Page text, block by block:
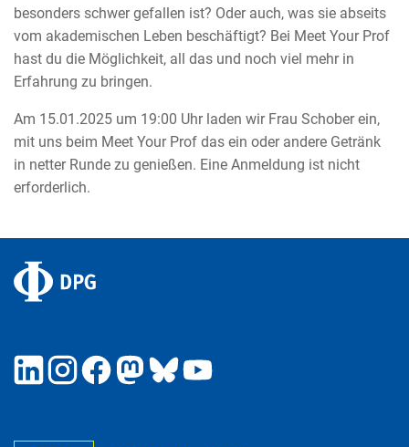
besonders schwer gefallen ist? Oder auch, was sie abseits
vom akademischen Leben beschäftigt? Bei Meet Your Prof
hast du die Möglichkeit, all das und noch viel mehr in
Erfahrung zu bringen.
Am 15.01.2025 um 19:00 Uhr laden wir Frau Schober ein,
mit uns beim Meet Your Prof das ein oder andere Getränk
in netter Runde zu genießen. Eine Anmeldung ist nicht
erforderlich.